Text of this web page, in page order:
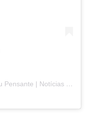
Um post compartilhado por Pirambu Pensante | Notícias & Entretenimento (@pirambupensante)